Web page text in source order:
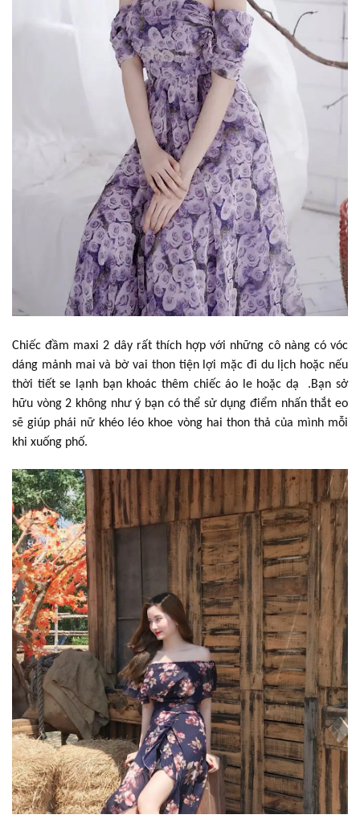
Chiếc đầm maxi 2 dây rất thích hợp với những cô nàng có vóc
dáng mảnh mai và bờ vai thon tiện lợi mặc đi du lịch hoặc nếu
thời tiết se lạnh bạn khoác thêm chiếc áo le hoặc dạ .Bạn sở
hữu vòng 2 không như ý bạn có thể sử dụng điểm nhấn thắt eo
sẽ giúp phái nữ khéo léo khoe vòng hai thon thả của mình mỗi
khi xuống phố.